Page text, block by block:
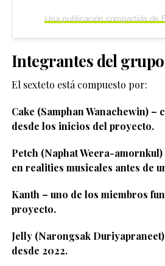
Integrantes del grupo
El sexteto está compuesto por:
Cake (Samphan Wanachewin) –
desde los inicios del proyecto.
Petch (Naphat Weera-
en realities musicales antes de
Kanth – uno de los miembros
proyecto.
Jelly (Narongsak
desde 2022.